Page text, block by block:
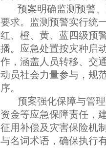
预案明确监测预警、
要求。监测预警实行统
红、橙、黄、蓝四级预
播。应急处置按灾种启
作，涵盖人员转移、交
动员社会力量参与，规
序。
预案强化保障与管理
资金等应急保障责任，
征用补偿及灾害保险机
与名词术语，确保执行